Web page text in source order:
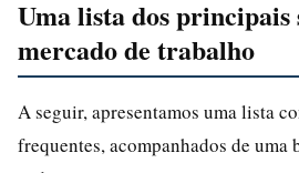
Uma lista dos principais
mercado de trabalho
A seguir, apresentamos uma lista
frequentes, acompanhados de uma